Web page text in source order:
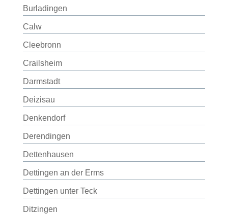
Burladingen
Calw
Cleebronn
Crailsheim
Darmstadt
Deizisau
Denkendorf
Derendingen
Dettenhausen
Dettingen an der Erms
Dettingen unter Teck
Ditzingen